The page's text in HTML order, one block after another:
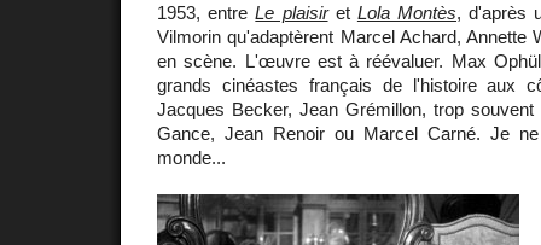
1953, entreLe plaisiret Lola Montès, d'après
Vilmorin qu'adaptèrent Marcel Achard, Annette
en scène. L'œuvre est à réévaluer. Max
grands cinéastes français de l'histoire aux
Jacques Becker, Jean Grémillon, trop
Gance, Jean Renoir ou Marcel Carné. Je
monde...